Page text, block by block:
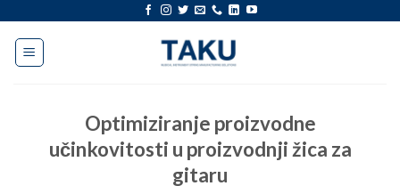
sadržaj
Optimiziranje proizvodne
učinkovitosti u proizvodnji žica za
gitaru